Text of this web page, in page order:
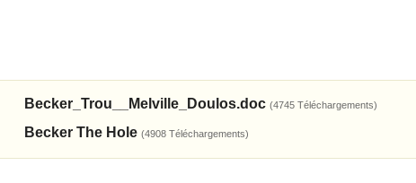
Becker_Trou__Melville_Doulos.doc(4745 Téléchargements)
Becker The Hole(4908 Téléchargements)